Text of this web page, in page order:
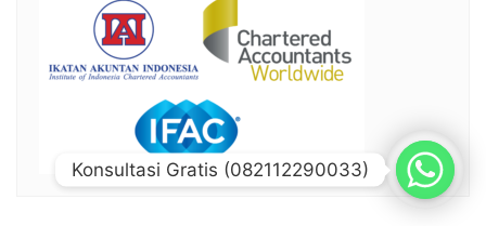
Konsultasi Gratis (082112290033)